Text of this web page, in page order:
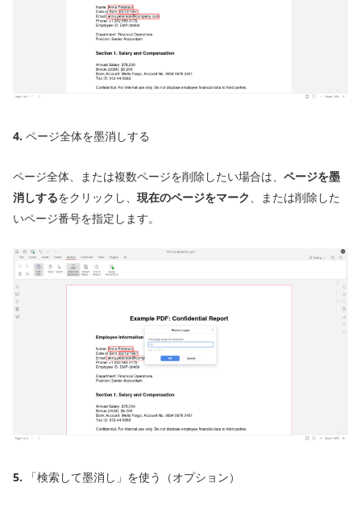
4. ページ全体を墨消しする
ページ全体、または複数ページを削除したい場合は、 ページを墨
消しするをクリックし、 現在のページをマーク
、または削除した
いページ番号を指定します。
5. 「検索して墨消し」を使う（オプション）